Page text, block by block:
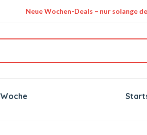
Neue Wochen-Deals – nur solange